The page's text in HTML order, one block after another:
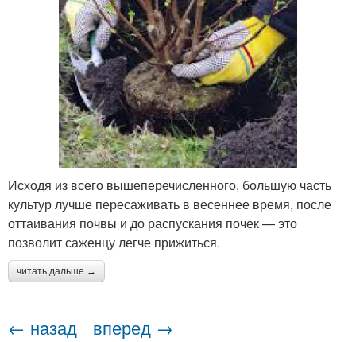
Исходя из всего вышеперечисленного, большую часть
культур лучше пересаживать в весеннее время, после
оттаивания почвы и до распускания почек — это
позволит саженцу легче прижиться.
читать дальше →
← назад вперед →